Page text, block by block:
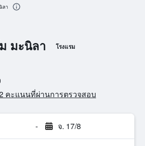
มะนิลา โรงแรม
คะแนนที่ผ่านการตรวจสอบ
- จ. 17/8
ลา